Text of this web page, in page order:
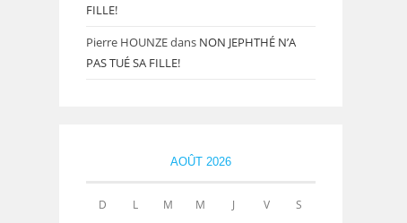
FILLE!
Pierre HOUNZEdans NON JEPHTHÉ N’A
PAS TUÉ SA FILLE!
AOÛT 2026
D L M M J V S